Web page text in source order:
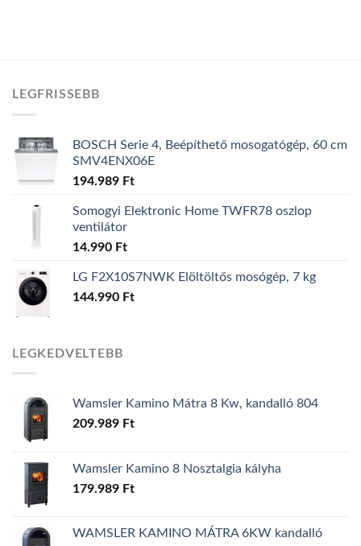
LEGFRISSEBB
BOSCH Serie 4, Beépíthető mosogatógép, 60 cm
SMV4ENX06E
194.989 Ft
Somogyi Elektronic Home TWFR78 oszlop
ventilátor
14.990 Ft
LG F2X10S7NWK Elöltöltős mosógép, 7 kg
144.990 Ft
LEGKEDVELTEBB
Wamsler Kamino Mátra 8 Kw, kandalló 804
209.989 Ft
Wamsler Kamino 8 Nosztalgia kályha
179.989 Ft
WAMSLER KAMINO MÁTRA 6KW kandalló